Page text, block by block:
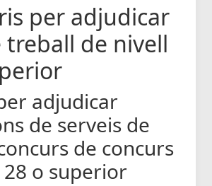
per adjudicar
treball de nivell
adjudicar
de serveis de
de concurs
o superior